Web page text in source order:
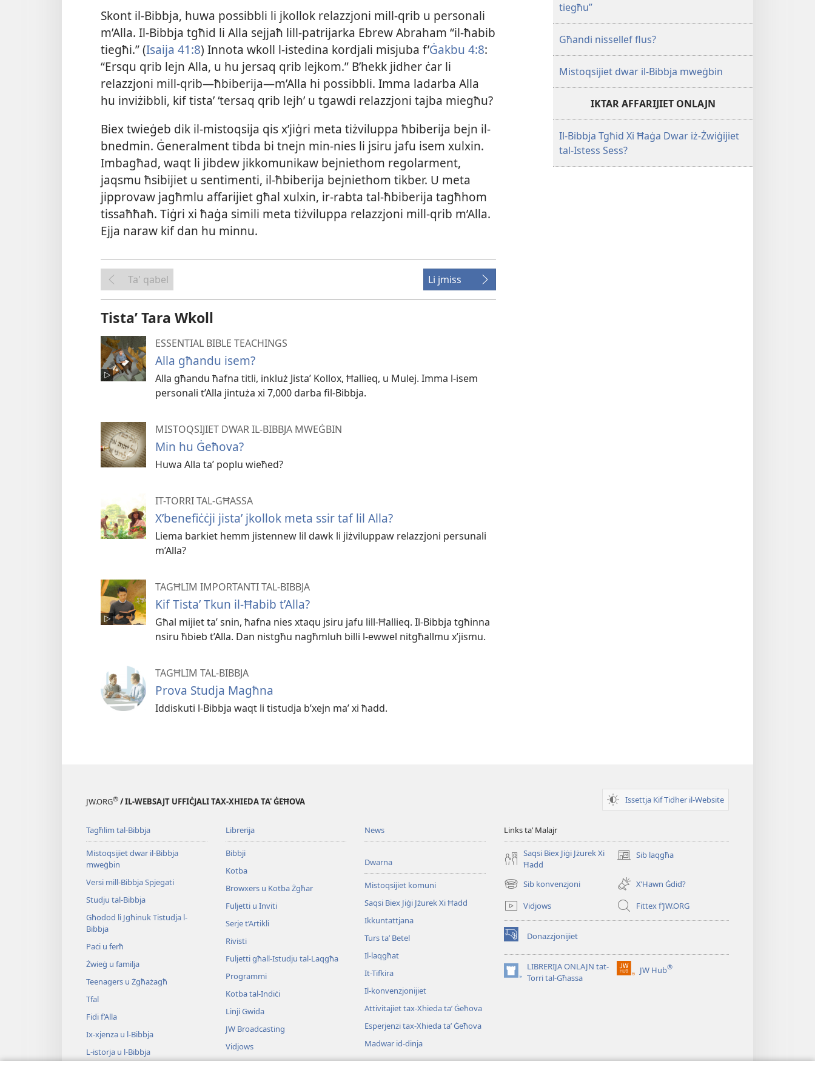
Skont il-​Bibbja, huwa possibbli li jkollok relazzjoni mill-​qrib u personali
m’Alla. Il-​Bibbja tgħid li Alla sejjaħ lill-​patrijarka Ebrew Abraham “il-​ħabib
tiegħi.” (Isaija 41:8) Innota wkoll l-​istedina kordjali misjuba f’​Ġakbu 4:8:
“Ersqu qrib lejn Alla, u hu jersaq qrib lejkom.” B’hekk jidher ċar li
relazzjoni mill-​qrib—ħbiberija—m’Alla hi possibbli. Imma ladarba Alla
hu inviżibbli, kif tistaʼ ‘tersaq qrib lejh’ u tgawdi relazzjoni tajba miegħu?
Biex twieġeb dik il-​mistoqsija qis x’jiġri meta tiżviluppa ħbiberija bejn il-​
bnedmin. Ġeneralment tibda bi tnejn min-​nies li jsiru jafu isem xulxin.
Imbagħad, waqt li jibdew jikkomunikaw bejniethom regolarment,
jaqsmu ħsibijiet u sentimenti, il-​ħbiberija bejniethom tikber. U meta
jipprovaw jagħmlu affarijiet għal xulxin, ir-​rabta tal-​ħbiberija tagħhom
tissaħħaħ. Tiġri xi ħaġa simili meta tiżviluppa relazzjoni mill-​qrib m’Alla.
Ejja naraw kif dan hu minnu.
Ta' qabel Li jmiss
Tistaʼ Tara Wkoll
ESSENTIAL BIBLE TEACHINGS
Alla għandu isem?
Alla għandu ħafna titli, inkluż Jistaʼ Kollox, Ħallieq, u Mulej. Imma l-isem
personali t’Alla jintuża xi 7,000 darba fil-Bibbja.
MISTOQSIJIET DWAR IL-BIBBJA MWEĠBIN
Min hu Ġeħova?
Huwa Alla taʼ poplu wieħed?
IT-TORRI TAL-GĦASSA
X’benefiċċji jistaʼ jkollok meta ssir taf lil Alla?
Liema barkiet hemm jistennew lil dawk li jiżviluppaw relazzjoni persunali
m’Alla?
TAGĦLIM IMPORTANTI TAL-BIBBJA
Kif Tistaʼ Tkun il-Ħabib t’Alla?
Għal mijiet taʼ snin, ħafna nies xtaqu jsiru jafu lill-Ħallieq. Il-Bibbja tgħinna
nsiru ħbieb t’Alla. Dan nistgħu nagħmluh billi l-ewwel nitgħallmu x’jismu.
TAGĦLIM TAL-BIBBJA
Prova Studja Magħna
Iddiskuti l-Bibbja waqt li tistudja b’xejn maʼ xi ħadd.
tiegħu”
Għandi nissellef flus?
Mistoqsijiet dwar il-Bibbja mweġbin
IKTAR AFFARIJIET ONLAJN
Il-Bibbja Tgħid Xi Ħaġa Dwar iż-Żwiġijiet
tal-Istess Sess?
JW.ORG® / IL-WEBSAJT UFFIĊJALI TAX-XHIEDA TA' ĠEĦOVA Issettja Kif Tidher il-Website
Tagħlim tal-Bibbja
Mistoqsijiet dwar il-Bibbja
mweġbin
Versi mill-Bibbja Spjegati
Studju tal-Bibbja
Għodod li Jgħinuk Tistudja l-
Bibbja
Paċi u ferħ
Żwieġ u familja
Teenagers u Żgħażagħ
Tfal
Fidi f’Alla
Ix-​xjenza u l-​Bibbja
L-​istorja u l-​Bibbja
Librerija
Bibbji
Kotba
Browxers u Kotba Żgħar
Fuljetti u Inviti
Serje t’Artikli
Rivisti
Fuljetti għall-Istudju tal-Laqgħa
Programmi
Kotba tal-Indiċi
Linji Gwida
JW Broadcasting
Vidjows
Mużika
News
Dwarna
Mistoqsijiet komuni
Saqsi Biex Jiġi Jżurek Xi Ħadd
Ikkuntattjana
Turs taʼ Betel
Il-laqgħat
It-Tifkira
Il-konvenzjonijiet
Attivitajiet tax-Xhieda taʼ Ġeħova
Esperjenzi tax-Xhieda taʼ Ġeħova
Madwar id-dinja
Links taʼ Malajr
Saqsi Biex Jiġi Jżurek Xi
Ħadd
Sib laqgħa
(opens
window)
Sib konvenzjoni
(opens
new
window)
X’Hawn Ġdid?
Vidjows
Fittex f’JW.ORG
Donazzjonijiet
(opens
new
window)LIBRERIJA ONLAJN tat-
Torri tal-Għassa
(opens
JW Hub®
(opens